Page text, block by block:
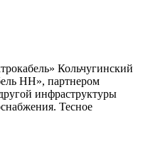
Кольчугинский
НН», партнером
инфраструктуры
Тесное